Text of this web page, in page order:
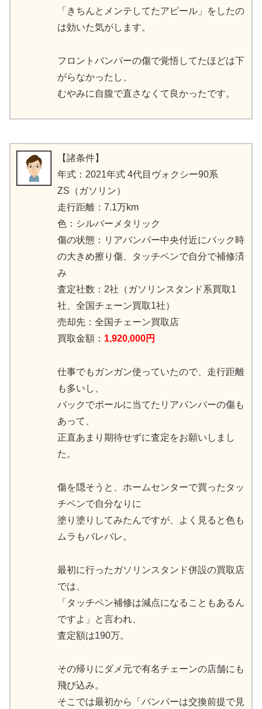
「きちんとメンテしてたアピール」をしたの
は効いた気がします。
フロントバンパーの傷で覚悟してたほどは下
がらなかったし、
むやみに自腹で直さなくて良かったです。
【諸条件】
年式：2021年式 4代目ヴォクシー90系
ZS（ガソリン）
走行距離：7.1万km
色：シルバーメタリック
傷の状態：リアバンパー中央付近にバック時
の大きめ擦り傷、タッチペンで自分で補修済
み
査定社数：2社（ガソリンスタンド系買取1
社、全国チェーン買取1社）
売却先：全国チェーン買取店
買取金額： 1,920,000円
仕事でもガンガン使っていたので、走行距離
も多いし、
バックでポールに当てたリアバンパーの傷も
あって、
正直あまり期待せずに査定をお願いしまし
た。
傷を隠そうと、ホームセンターで買ったタッ
チペンで自分なりに
塗り塗りしてみたんですが、よく見ると色も
ムラもバレバレ。
最初に行ったガソリンスタンド併設の買取店
では、
「タッチペン補修は減点になることもあるん
ですよ」と言われ、
査定額は190万。
その帰りにダメ元で有名チェーンの店舗にも
飛び込み。
そこでは最初から「バンパーは交換前提で見